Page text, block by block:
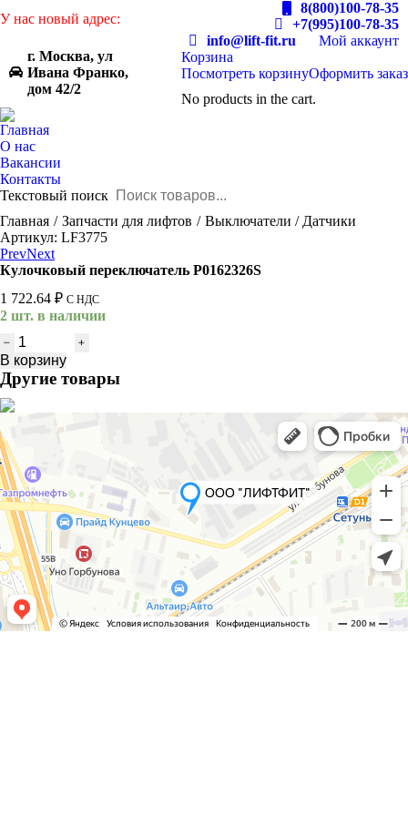
У нас новый адрес:
г. Москва, ул
Ивана Франко,
дом 42/2
8(800)100-78-35
+7(995)100-78-35
info@lift-fit.ru
Мой аккаунт
Корзина
Посмотреть корзинуОформить заказ
No products in the cart.
Главная
О нас
Вакансии
Контакты
Текстовый поиск
You are here:
Главная Запчасти для лифтов
Выключатели / Датчики
Артикул: LF3775
PrevNext
Кулочковый переключатель P0162326S
1 722.64 ₽ С НДС
2 шт. в наличии
Количество
товара
Кулочковый
переключатель
P0162326S
В корзину
Другие товары